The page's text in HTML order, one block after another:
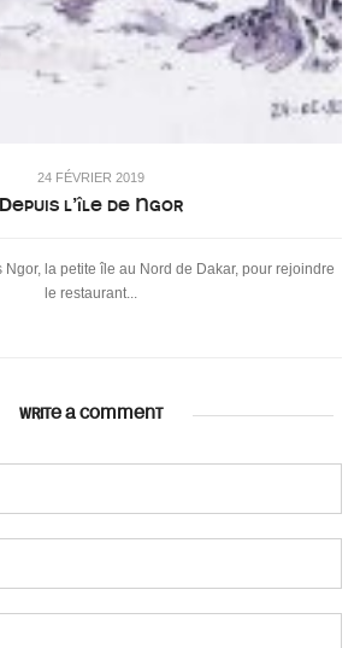
24 FÉVRIER 2019
Depuis l’île de Ngor
Ngor, la petite île au Nord de Dakar, pour rejoindre
le restaurant...
WRITE A COMMENT